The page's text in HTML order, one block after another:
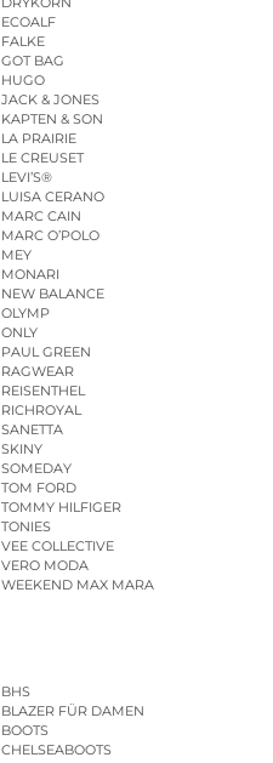
ECOALF
FALKE
GOT BAG
HUGO
JACK & JONES
KAPTEN & SON
LA PRAIRIE
LE CREUSET
LEVI’S®
LUISA CERANO
MARC CAIN
MARC O’POLO
MEY
MONARI
NEW BALANCE
OLYMP
ONLY
PAUL GREEN
RAGWEAR
REISENTHEL
RICHROYAL
SANETTA
SKINY
SOMEDAY
TOM FORD
TOMMY HILFIGER
TONIES
VEE COLLECTIVE
VERO MODA
WEEKEND MAX MARA
BHS
BLAZER FÜR DAMEN
BOOTS
CHELSEABOOTS